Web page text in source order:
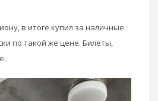
в итоге купил за наличные
по такой же цене. Билеты,